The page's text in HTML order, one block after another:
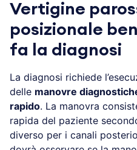
Vertigine
posizionale
fa la diagnosi
La diagnosi richiede
delle manovre
rapido. La manovra
rapida del paziente
diverso per i canali